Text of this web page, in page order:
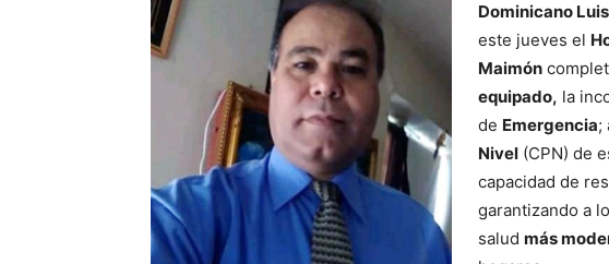
Dominicano
este jueves el
Maimón
equipado, la
de Emergencia;
Nivel (CPN) de
capacidad de
garantizando a
salud más